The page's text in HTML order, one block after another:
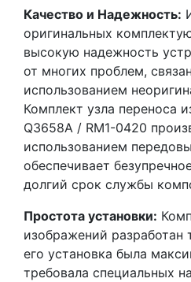
Качество и Надежность:
оригинальных
высокую надежность
от многих проблем,
использованием
Комплект узла переноса
Q3658A / RM1-0420
использованием
обеспечивает
долгий срок службы
Простота установки:
изображений разработан
его установка была
требовала специальных